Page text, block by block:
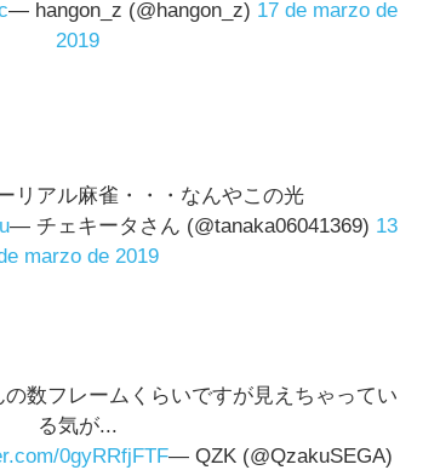
— hangon_z (@hangon_z) 17 de marzo de
2019
リアル麻雀・・・なんやこの光
— チェキータさん (@tanaka06041369) 13
marzo de 2019
数フレームくらいですが見えちゃってい
る気が...
0gyRRfjFTF— QZK (@QzakuSEGA)